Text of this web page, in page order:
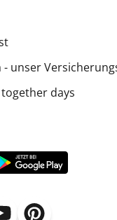
- unser
days